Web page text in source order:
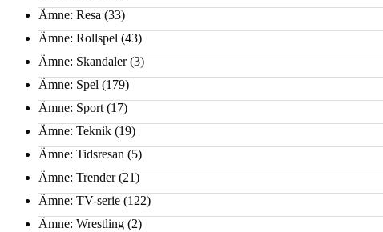
Ämne: Resa (33)
Ämne: Rollspel (43)
Ämne: Skandaler(3)
Ämne: Spel (179)
Ämne: Sport (17)
Ämne: Teknik (19)
Ämne: Tidsresan (5)
Ämne: Trender(21)
Ämne: TV-serie (122)
Ämne: Wrestling (2)